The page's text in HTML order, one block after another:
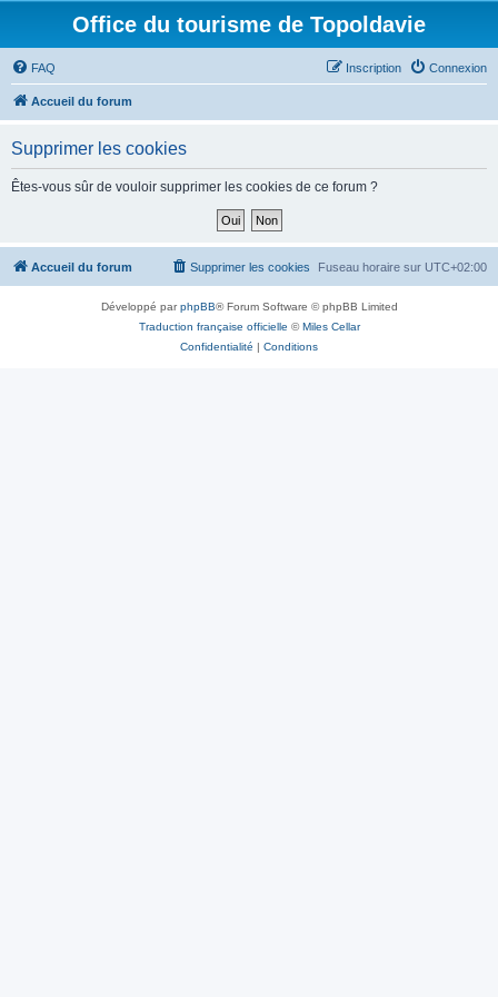
Office du tourisme de Topoldavie
FAQ Connexion
Inscription
Accueil du forum
Supprimer les cookies
Êtes-vous sûr de vouloir supprimer les cookies de ce forum ?
Accueil du forum Fuseau horaire sur UTC+02:00
Supprimer les cookies
Développé parphpBB® Forum Software © phpBB Limited
Traduction française officielle ©Miles Cellar
Confidentialité | Conditions